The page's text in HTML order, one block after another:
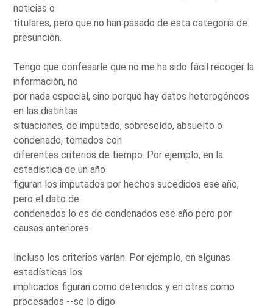
noticias o
titulares, pero que no han pasado de esta categoría de
presunción.
Tengo que confesarle que no me ha sido fácil recoger la
información, no
por nada especial, sino porque hay datos heterogéneos
en las distintas
situaciones, de imputado, sobreseído, absuelto o
condenado, tomados con
diferentes criterios de tiempo. Por ejemplo, en la
estadística de un año
figuran los imputados por hechos sucedidos ese año,
pero el dato de
condenados lo es de condenados ese año pero por
causas anteriores.
Incluso los criterios varían. Por ejemplo, en algunas
estadísticas los
implicados figuran como detenidos y en otras como
procesados --se lo digo